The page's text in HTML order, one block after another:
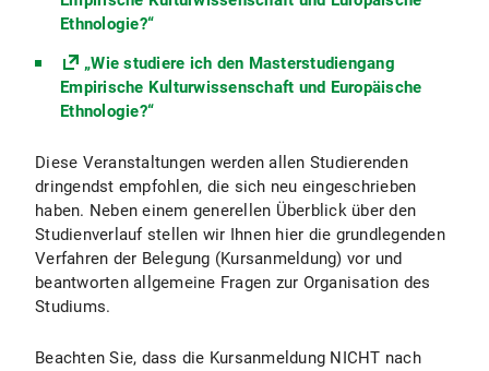
Ethnologie?“
„Wie studiere ich den Masterstudiengang
Empirische Kulturwissenschaft und Europäische
Ethnologie?“
Diese Veranstaltungen werden allen Studierenden
dringendst empfohlen, die sich neu eingeschrieben
haben. Neben einem generellen Überblick über den
Studienverlauf stellen wir Ihnen hier die grundlegenden
Verfahren der Belegung (Kursanmeldung) vor und
beantworten allgemeine Fragen zur Organisation des
Studiums.
Beachten Sie, dass die Kursanmeldung NICHT nach